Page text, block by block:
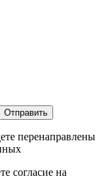
Отправить
перенаправлены
согласие на